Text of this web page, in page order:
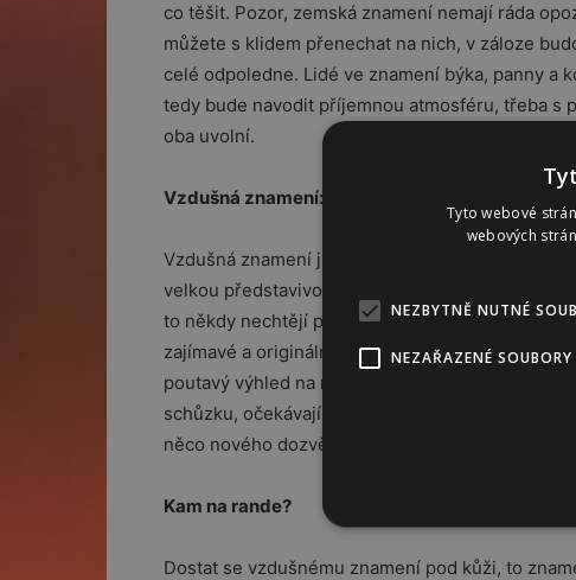
co těšit. Pozor, zemská znamení nemají ráda
můžete s klidem přenechat na nich, v záloze
celé odpoledne. Lidé ve znamení býka, panny a
tedy bude navodit příjemnou atmosféru, třeba s
oba uvolní.
Vzdušná znamení: Blíženci, Váhy, Vodnář
Vzdušná znamení jsou hlavou stále v oblacích.
velkou představivost, a tedy i očekávání, a
to někdy nechtějí přiznat, jsou romantičtí.
zajímavé a originální věci, třeba plavba lodí nebo
poutavý výhled na město a přírodu. Když už jdou
schůzku, očekávají zajímavou zábavu a také, že se
něco nového dozvědí.
Kam na rande?
Dostat se vzdušnému znamení pod kůži, to
Tyto webové
webových
NEZBYTNĚ NUTNÉ
NEZAŘAZENÉ SOUBORY